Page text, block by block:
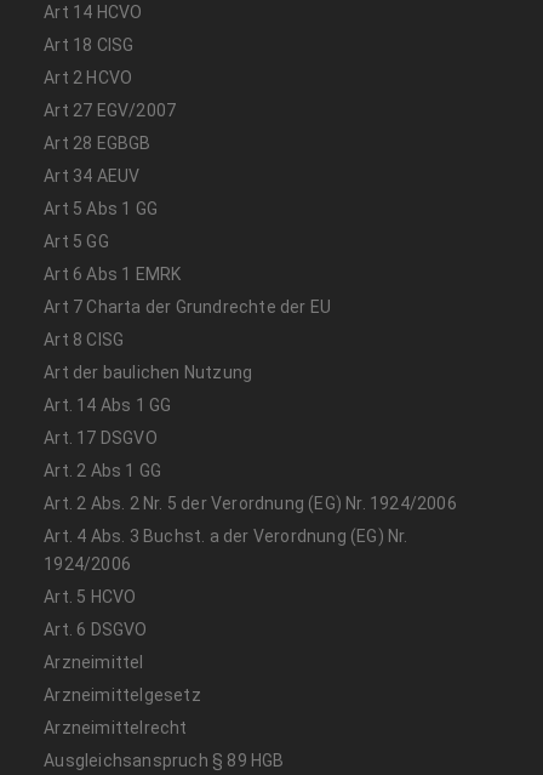
Art 14 HCVO
Art 18 CISG
Art 2 HCVO
Art 27 EGV/2007
Art 28 EGBGB
Art 34 AEUV
Art 5 Abs 1 GG
Art 5 GG
Art 6 Abs 1 EMRK
Art 7 Charta der Grundrechte der EU
Art 8 CISG
Art der baulichen Nutzung
Art. 14 Abs 1 GG
Art. 17 DSGVO
Art. 2 Abs 1 GG
Art. 2 Abs. 2 Nr. 5 der Verordnung (EG) Nr. 1924/2006
Art. 4 Abs. 3 Buchst. a der Verordnung (EG) Nr.
1924/2006
Art. 5 HCVO
Art. 6 DSGVO
Arzneimittel
Arzneimittelgesetz
Arzneimittelrecht
Ausgleichsanspruch § 89 HGB